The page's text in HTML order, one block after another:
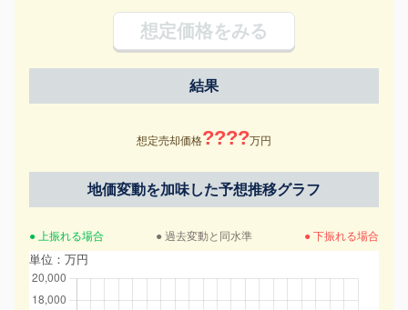
想定価格をみる
結果
想定売却価格????万円
地価変動を加味した予想推移グラフ
● 上振れる場合 ● 過去変動と同水準 ● 下振れる場合
単位：万円